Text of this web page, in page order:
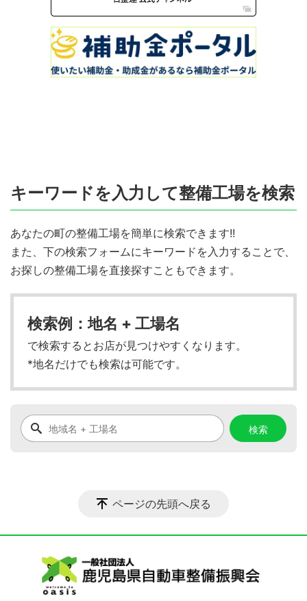
キーワードを入力して整備工場を検索
あなたの町の整備工場を簡単に検索できます!!
また、下の検索フォームにキーワードを入力することで、
お探しの整備工場を直接探すこともできます。
検索例：地名 + 工場名
で検索するとお店が見つけやすくなります。
*地名だけでも検索は可能です。
ページの先頭へ戻る